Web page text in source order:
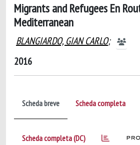
Migrants and Refugees En
Mediterranean
BLANGIARDO, GIAN CARLO;
2016
Scheda breve Scheda completa
Scheda completa (DC)